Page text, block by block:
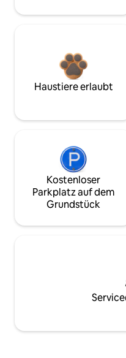
Haustiere erlaubt
Kostenloser
Parkplatz auf dem
Grundstück